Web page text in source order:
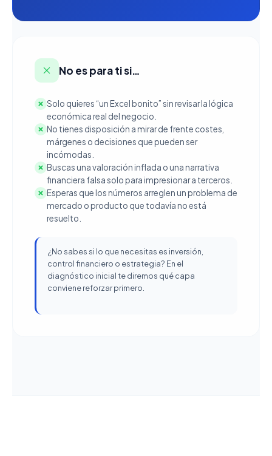
No es para ti si…
Solo quieres “un Excel bonito” sin revisar la lógica
económica real del negocio.
No tienes disposición a mirar de frente costes,
márgenes o decisiones que pueden ser
incómodas.
Buscas una valoración inflada o una narrativa
financiera falsa solo para impresionar a terceros.
Esperas que los números arreglen un problema de
mercado o producto que todavía no está
resuelto.
¿No sabes si lo que necesitas es inversión,
control financiero o estrategia? En el
diagnóstico inicial te diremos qué capa
conviene reforzar primero.